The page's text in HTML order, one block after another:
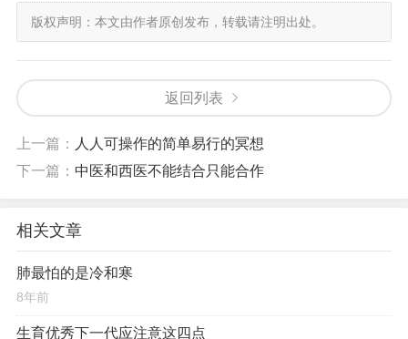
黄帝内经：“六经为川，肠胃为海，九窍为水注之气”人体
4、治疗
5、总结
也许你会说似乎说了个寂寞，以上所描述之意凡病都可
能引发干燥综合症，因津液为人体基本物质。所以换个角
版权声明：本文由作者原创发布，转载请注明出处。
返回列表
上一篇：
人人可操作的简单易行的冥想
下一篇： 中医和西医不能结合只能合作
相关文章
肺最怕的是冷和寒
8年前
生育优秀下一代应注意这四点